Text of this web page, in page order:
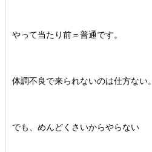
やって当たり前＝普通です。
体調不良で来られないのは仕方ない。
でも、めんどくさいからやらない